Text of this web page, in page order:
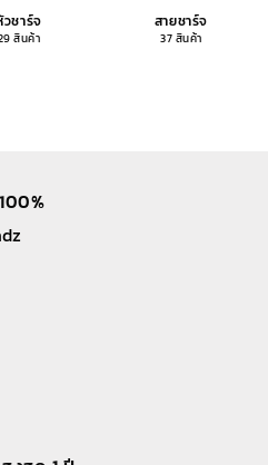
วชาร์จ
สินค้า
สายชาร์จ
37 สินค้า